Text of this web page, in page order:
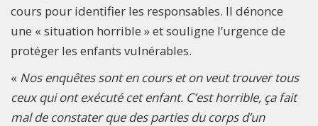
cours pour identifier les responsables. Il dénonce
une « situation horrible » et souligne l’urgence de
protéger les enfants vulnérables.
« Nos enquêtes sont en cours et on veut trouver tous
ceux qui ont exécuté cet enfant. C’est horrible, ça fait
mal de constater que des parties du corps d’un